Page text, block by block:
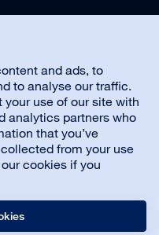
and ads, to
to analyse our traffic.
use of our site with
analytics partners who
that you’ve
from your use
cookies if you